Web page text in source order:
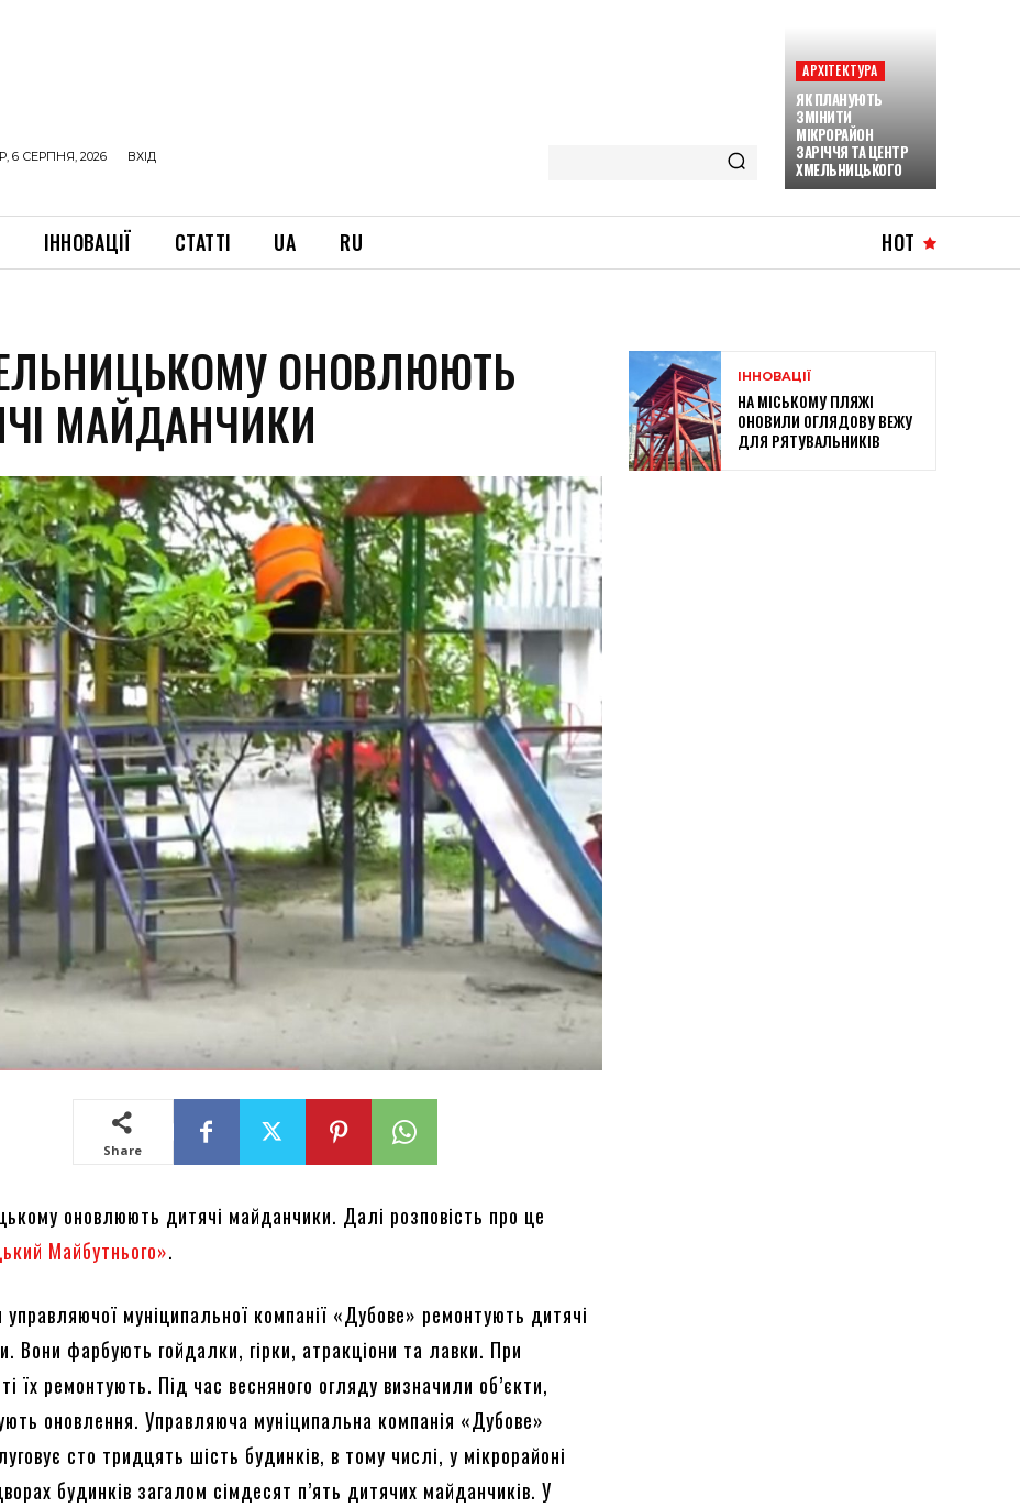
6 СЕРПНЯ, 2026 ВХІД
АРХІТЕКТУРА
ЯК ПЛАНУЮТЬ
ЗМІНИТИ
МІКРОРАЙОН
ЗАРІЧЧЯ ТА ЦЕНТР
ХМЕЛЬНИЦЬКОГО
ІННОВАЦІЇ СТАТТІ UA RU HOT
ОНОВЛЮЮТЬ
МАЙДАНЧИКИ
Share
оновлюють дитячі майданчики. Далі розповість про це
Майбутнього».
управляючої муніципальної компанії «Дубове» ремонтують дитячі
Вони фарбують гойдалки, гірки, атракціони та лавки. При
їх ремонтують. Під час весняного огляду визначили об’єкти,
оновлення. Управляюча муніципальна компанія «Дубове»
сто тридцять шість будинків, в тому числі, у мікрорайоні
будинків загалом сімдесят п’ять дитячих майданчиків. У
ІННОВАЦІЇ
НА МІСЬКОМУ ПЛЯЖІ
ОНОВИЛИ ОГЛЯДОВУ ВЕЖУ
ДЛЯ РЯТУВАЛЬНИКІВ